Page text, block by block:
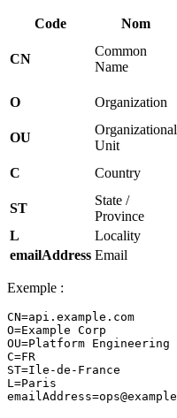
Code Nom
CN
Common
Name
O
Organization
OU
Organizational
Unit
C Country
ST
State /
Province
L
Locality
emailAddress Email
Exemple :
CN=api.example.com
O=Example Corp
OU=Platform Engineering
C=FR
ST=Ile-de-France
L=Paris